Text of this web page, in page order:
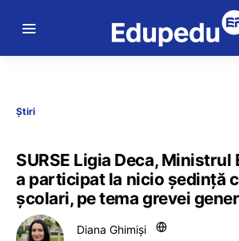
Știri
SURSE Ligia Deca, Ministrul
a participat la nicio ședință
școlari, pe tema grevei
Diana Ghimiși